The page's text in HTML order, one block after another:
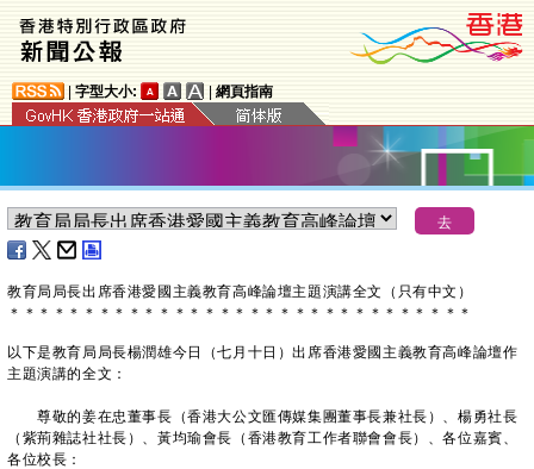
字型大小: 網頁指南
教育局局長出席香港愛國主義教育高峰論壇主題演講全文（只有中文）
＊ ＊ ＊ ＊ ＊ ＊ ＊ ＊ ＊ ＊ ＊ ＊ ＊ ＊ ＊ ＊ ＊ ＊ ＊ ＊ ＊ ＊ ＊ ＊ ＊ ＊ ＊ ＊ ＊ ＊ ＊
以下是教育局局長楊潤雄今日（七月十日）出席香港愛國主義教育高峰論壇作
主題演講的全文：
尊敬的姜在忠董事長（香港大公文匯傳媒集團董事長兼社長）、楊勇社長
（紫荊雜誌社社長）、黃均瑜會長（香港教育工作者聯會會長）、各位嘉賓、
各位校長：